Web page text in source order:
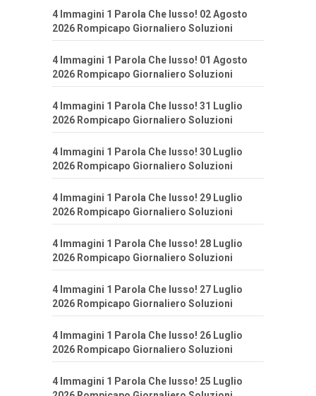
4 Immagini 1 Parola Che lusso! 02 Agosto
2026 Rompicapo Giornaliero Soluzioni
4 Immagini 1 Parola Che lusso! 01 Agosto
2026 Rompicapo Giornaliero Soluzioni
4 Immagini 1 Parola Che lusso! 31 Luglio
2026 Rompicapo Giornaliero Soluzioni
4 Immagini 1 Parola Che lusso! 30 Luglio
2026 Rompicapo Giornaliero Soluzioni
4 Immagini 1 Parola Che lusso! 29 Luglio
2026 Rompicapo Giornaliero Soluzioni
4 Immagini 1 Parola Che lusso! 28 Luglio
2026 Rompicapo Giornaliero Soluzioni
4 Immagini 1 Parola Che lusso! 27 Luglio
2026 Rompicapo Giornaliero Soluzioni
4 Immagini 1 Parola Che lusso! 26 Luglio
2026 Rompicapo Giornaliero Soluzioni
4 Immagini 1 Parola Che lusso! 25 Luglio